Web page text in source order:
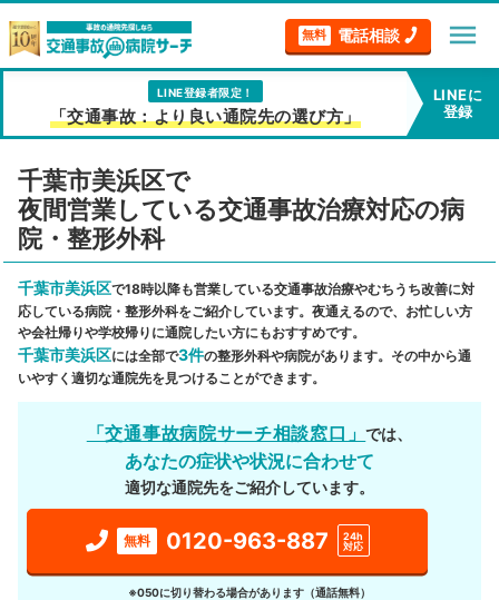
無料 電話相談 menu
LINE登録者限定！
「交通事故：より良い通院先の選び方」
LINEに
登録
千葉市美浜区で
夜間営業している交通事故治療対応の病
院・整形外科
千葉市美浜区で18時以降も営業している交通事故治療やむちうち改善に対
応している病院・整形外科をご紹介しています。夜通えるので、お忙しい方
や会社帰りや学校帰りに通院したい方にもおすすめです。
千葉市美浜区には全部で3件の整形外科や病院があります。その中から通
いやすく適切な通院先を見つけることができます。
「交通事故病院サーチ相談窓口」では、
あなたの症状や状況に合わせて
適切な通院先をご紹介しています。
無料 0120-963-887
24h
対応
※050に切り替わる場合があります（通話無料）